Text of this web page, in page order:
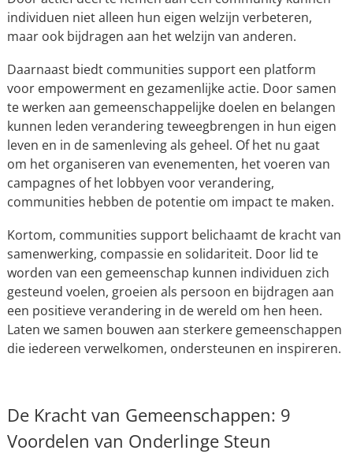
individuen niet alleen hun eigen welzijn verbeteren,
maar ook bijdragen aan het welzijn van anderen.
Daarnaast biedt communities support een platform
voor empowerment en gezamenlijke actie. Door samen
te werken aan gemeenschappelijke doelen en belangen
kunnen leden verandering teweegbrengen in hun eigen
leven en in de samenleving als geheel. Of het nu gaat
om het organiseren van evenementen, het voeren van
campagnes of het lobbyen voor verandering,
communities hebben de potentie om impact te maken.
Kortom, communities support belichaamt de kracht van
samenwerking, compassie en solidariteit. Door lid te
worden van een gemeenschap kunnen individuen zich
gesteund voelen, groeien als persoon en bijdragen aan
een positieve verandering in de wereld om hen heen.
Laten we samen bouwen aan sterkere gemeenschappen
die iedereen verwelkomen, ondersteunen en inspireren.
De Kracht van Gemeenschappen: 9
Voordelen van Onderlinge Steun